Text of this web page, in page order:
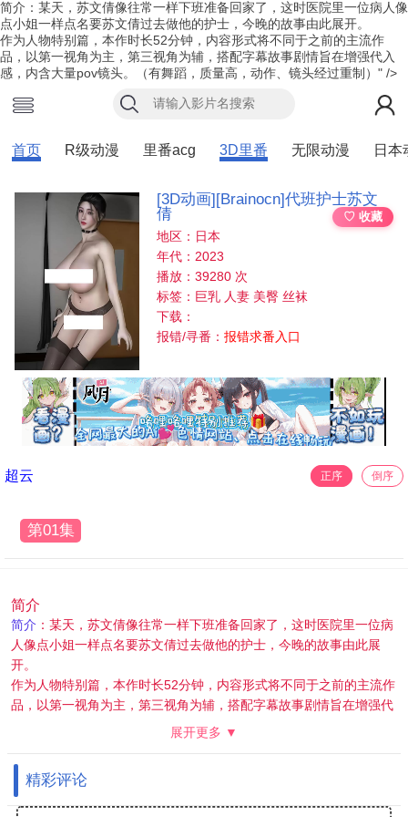
简介 ：某天，苏文倩像往常一样下班准备回家了，这时医院里一位病人像
点小姐一样点名要苏文倩过去做他的护士，今晚的故事由此展开。
作为人物特别篇，本作时长52分钟，内容形式将不同于之前的主流作
品，以第一视角为主，第三视角为辅，搭配字幕故事剧情旨在增强代入
感，内含大量pov镜头。（有舞蹈，质量高，动作、镜头经过重制） " />
首页 R级动漫 里番acg 3D里番 无限动漫 日本
[3D动画][Brainocn]代班护士苏文
倩
♡ 收藏
地区：日本
年代：2023
播放：39280 次
标签：巨乳 人妻 美臀 丝袜
下载：
报错/寻番：报错求番入口
超云 正序 倒序
第01集
简介
简介 ：某天，苏文倩像往常一样下班准备回家了，这时医院里一位病
人像点小姐一样点名要苏文倩过去做他的护士，今晚的故事由此展
开。
作为人物特别篇，本作时长52分钟，内容形式将不同于之前的主流作
品，以第一视角为主，第三视角为辅，搭配字幕故事剧情旨在增强代
入感，内含大量pov镜头。（有舞蹈，质量高，动作、镜头经过重
展开更多 ▼
精彩评论